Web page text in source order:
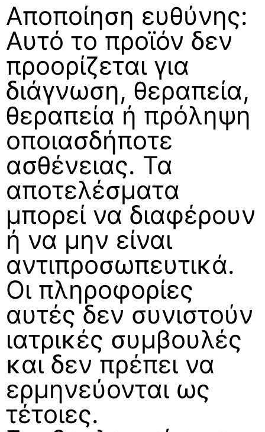
Αποποίηση ευθύνης:
Αυτό το προϊόν δεν
προορίζεται για
διάγνωση, θεραπεία,
θεραπεία ή πρόληψη
οποιασδήποτε
ασθένειας. Τα
αποτελέσματα
μπορεί να διαφέρουν
ή να μην είναι
αντιπροσωπευτικά.
Οι πληροφορίες
αυτές δεν συνιστούν
ιατρικές συμβουλές
και δεν πρέπει να
ερμηνεύονται ως
τέτοιες.